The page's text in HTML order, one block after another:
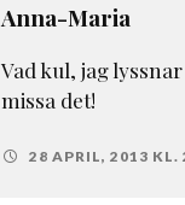
Anna-Maria
Vad kul, jag
missa det!
28 APRIL, 2013 KL.